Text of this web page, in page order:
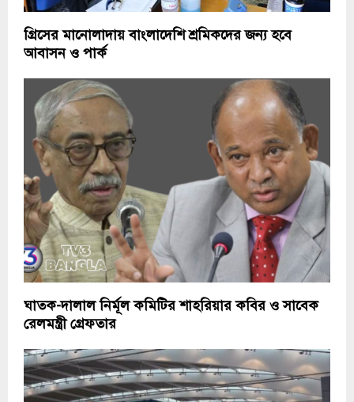
গ্রিসের মানোলাদায় বাংলাদেশি শ্রমিকদের জন্য হবে
আবাসন ও পার্ক
ঘাতক-দালাল নির্মূল কমিটির শাহরিয়ার কবির ও সাবেক
রেলমন্ত্রী গ্রেফতার